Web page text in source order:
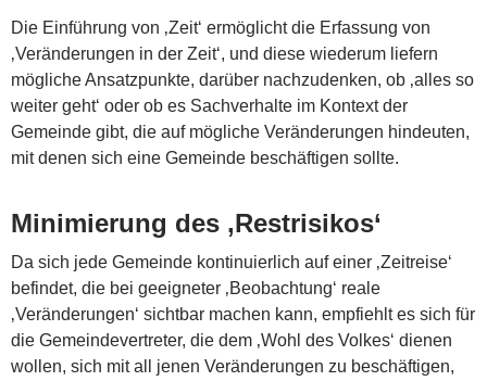
Die Einführung von ‚Zeit‘ ermöglicht die Erfassung von
‚Veränderungen in der Zeit‘, und diese wiederum liefern
mögliche Ansatzpunkte, darüber nachzudenken, ob ‚alles so
weiter geht‘ oder ob es Sachverhalte im Kontext der
Gemeinde gibt, die auf mögliche Veränderungen hindeuten,
mit denen sich eine Gemeinde beschäftigen sollte.
Minimierung des ‚Restrisikos‘
Da sich jede Gemeinde kontinuierlich auf einer ‚Zeitreise‘
befindet, die bei geeigneter ‚Beobachtung‘ reale
‚Veränderungen‘ sichtbar machen kann, empfiehlt es sich für
die Gemeindevertreter, die dem ‚Wohl des Volkes‘ dienen
wollen, sich mit all jenen Veränderungen zu beschäftigen,